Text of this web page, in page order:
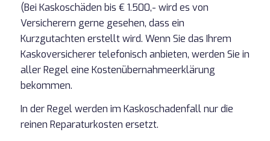
(Bei Kaskoschäden bis € 1.500,- wird es von
Versicherern gerne gesehen, dass ein
Kurzgutachten erstellt wird. Wenn Sie das Ihrem
Kaskoversicherer telefonisch anbieten, werden Sie in
aller Regel eine Kostenübernahmeerklärung
bekommen.
In der Regel werden im Kaskoschadenfall nur die
reinen Reparaturkosten ersetzt.